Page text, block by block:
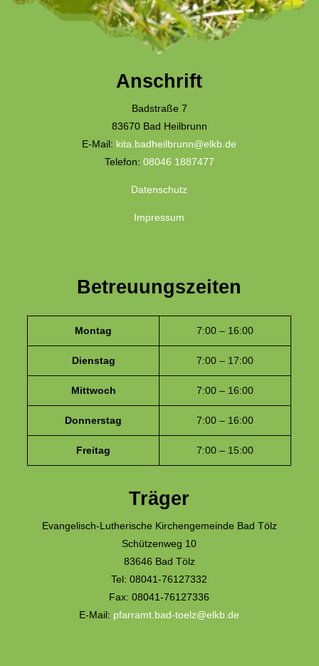
Anschrift
Badstraße 7
83670 Bad Heilbrunn
E-Mail: kita.badheilbrunn@elkb.de
Telefon: 08046 1887477
Datenschutz
Impressum
Betreuungszeiten
Montag 7:00 – 16:00
Dienstag 7:00 – 17:00
Mittwoch 7:00 – 16:00
Donnerstag 7:00 – 16:00
Freitag 7:00 – 15:00
Träger
Evangelisch-Lutherische Kirchengemeinde Bad Tölz
Schützenweg 10
83646 Bad Tölz
Tel: 08041-76127332
Fax: 08041-76127336
E-Mail: pfarramt.bad-toelz@elkb.de